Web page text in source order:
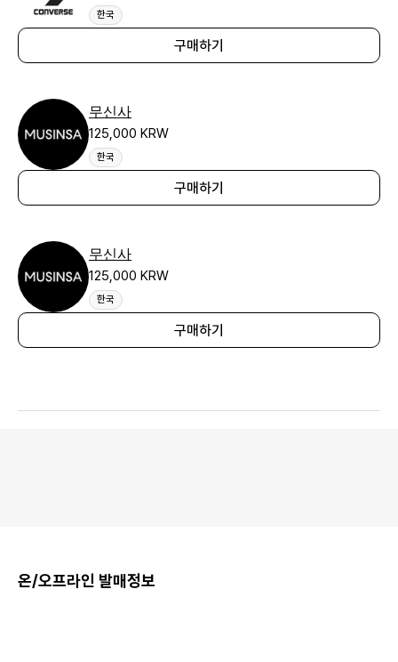
한국
구매하기
무신사
125,000 KRW
한국
구매하기
무신사
125,000 KRW
한국
구매하기
온/오프라인 발매정보